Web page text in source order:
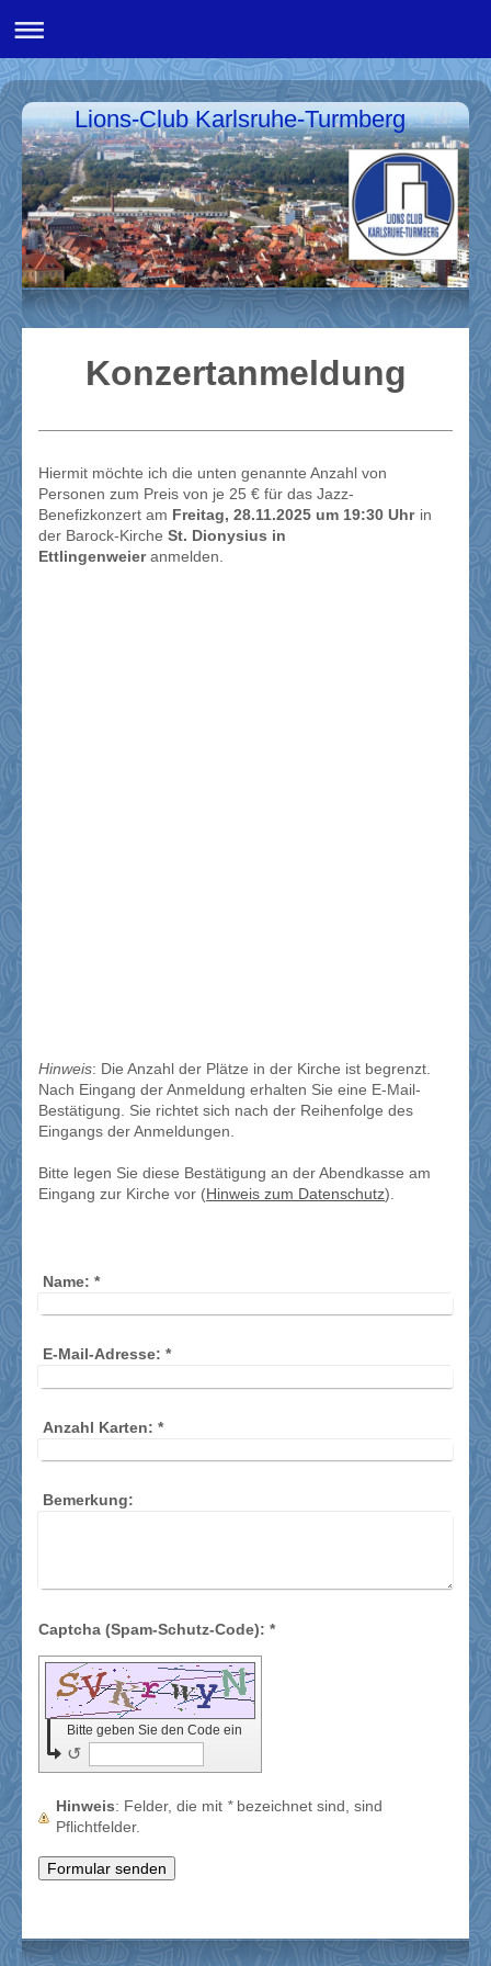
Lions-Club Karlsruhe-Turmberg
Konzertanmeldung
Hiermit möchte ich die unten genannte Anzahl von
Personen zum Preis von je 25 € für das Jazz-
Benefizkonzert am Freitag, 28.11.2025 um 19:30 Uhr in
der Barock-Kirche St. Dionysius in
Ettlingenweieranmelden.
Hinweis: Die Anzahl der Plätze in der Kirche ist begrenzt.
Nach Eingang der Anmeldung erhalten Sie eine E-Mail-
Bestätigung. Sie richtet sich nach der Reihenfolge des
Eingangs der Anmeldungen.
Bitte legen Sie diese Bestätigung an der Abendkasse am
Eingang zur Kirche vor (Hinweis zum Datenschutz).
Name: *
E-Mail-Adresse: *
Anzahl Karten: *
Bemerkung:
Captcha (Spam-Schutz-Code): *
Bitte geben Sie den Code ein
↺
Hinweis : Felder, die mit *bezeichnet sind, sind
Pflichtfelder.